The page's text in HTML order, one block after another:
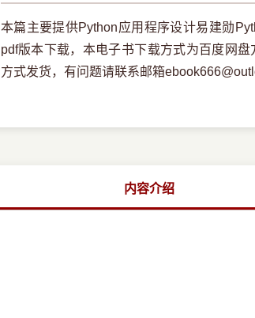
本篇主要提供Python应用程序设计易建勋
pdf版本下载，本电子书下载方式为百度网
方式发货，有问题请联系邮箱
内容介绍